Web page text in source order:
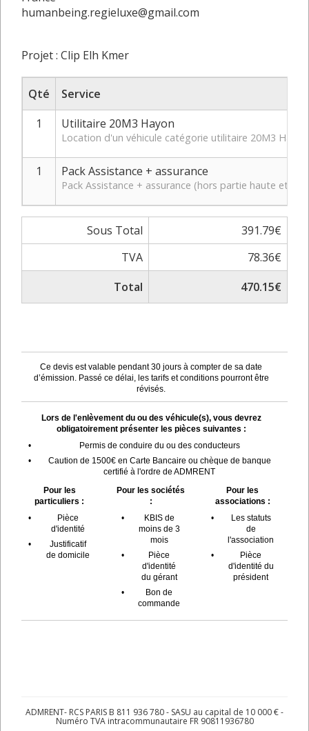
humanbeing.regieluxe@gmail.com
Projet : Clip Elh Kmer
Qté
Service
1
Utilitaire 20M3 Hayon
Location d'un véhicule catégorie utilitaire 20M3
1 Pack Assistance + assurance
Pack Assistance + assurance (hors partie haute et
Sous Total
391.79€
TVA
78.36€
Total
470.15€
Ce devis est valable pendant 30 jours à compter de sa date
d’émission. Passé ce délai, les tarifs et conditions pourront être
révisés.
Lors de l'enlèvement du ou des véhicule(s), vous devrez
obligatoirement présenter les pièces suivantes :
•
Permis de conduire du ou des conducteurs
•
Caution de 1500€ en Carte Bancaire ou chèque de banque
certifié à l'ordre de ADMRENT
Pour les
particuliers :
•
Pièce
d'identité
•
Justificatif
de domicile
Pour les sociétés
:
•
KBIS de
moins de 3
mois
•
Pièce
d'identité
du gérant
•
Bon de
commande
Pour les
associations :
•
Les statuts
de
l'association
•
Pièce
d'identité du
président
ADMRENT- RCS PARIS B 811 936 780 - SASU au capital de 10 000 € -
Numéro TVA intracommunautaire FR 90811936780